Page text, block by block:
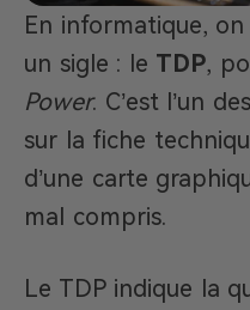
En informatique,
un sigle : le TDP,
Power. C’est l’un
sur la fiche
d’une carte
mal compris.
Le TDP indique la